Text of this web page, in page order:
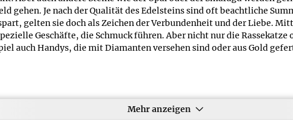
gehen. Je nach der Qualität des Edelsteins sind oft beachtliche
gelten sie doch als Zeichen der Verbundenheit und der Liebe.
Geschäfte, die Schmuck führen. Aber nicht nur die
auch Handys, die mit Diamanten versehen sind oder aus Gold
Mehr anzeigen